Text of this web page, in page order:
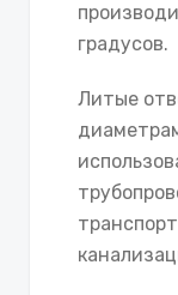
градусов.
Литые